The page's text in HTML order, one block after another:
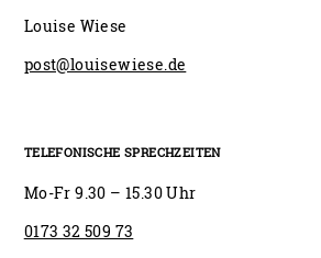
Louise Wiese
post@louisewiese.de
TELEFONISCHE SPRECHZEITEN
Mo-Fr 9.30 – 15.30 Uhr
0173 32 509 73